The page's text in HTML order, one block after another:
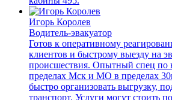
Игорь Королев
Водитель-эвакуатор
Готов к оперативному
клиентов и быстрому выезду на
происшествия. Опытный спец по
пределах Мск и МО в пределах
быстро организовать выгрузку,
транспорт. Услуги могут стоить